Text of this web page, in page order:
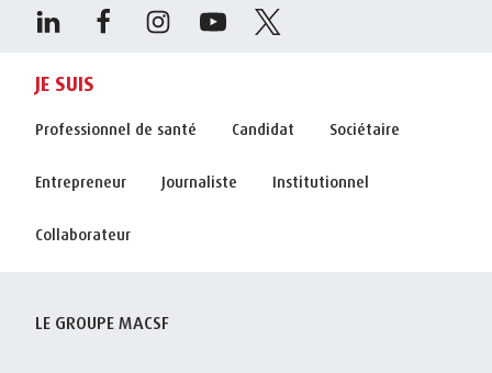
JE SUIS
Professionnel de santé Candidat Sociétaire
Entrepreneur Journaliste Institutionnel
Collaborateur
LE GROUPE MACSF